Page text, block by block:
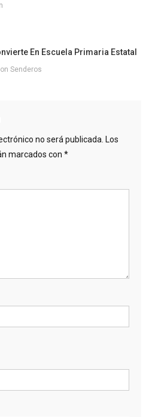
En Escuela Primaria Estatal
Senderos
no será publicada. Los
marcados con *